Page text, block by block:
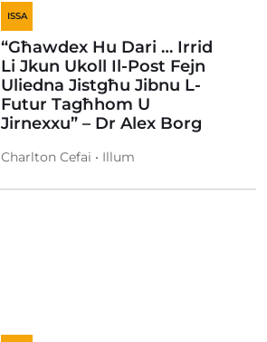
ISSA
“Għawdex Hu Dari … Irrid
Li Jkun Ukoll Il-Post Fejn
Uliedna Jistgħu Jibnu L-
Futur Tagħhom U
Jirnexxu” – Dr Alex Borg
Charlton Cefai • Illum